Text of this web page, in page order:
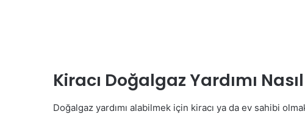
Kiracı Doğalgaz Yardımı Nasıl
Doğalgaz yardımı alabilmek için kiracı ya da ev sahibi